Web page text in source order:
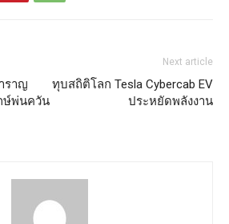
ราญ
ษ์พ่นควัน
Next article
ทุบสถิติโลก Tesla Cybercab EV
ประหยัดพลังงาน